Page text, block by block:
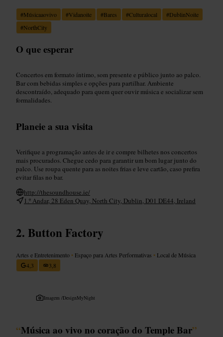
#Músicaaovivo #Vidanoite #Bares #Culturalocal #DublinNoite
#NorthCity
O que esperar
Concertos em formato íntimo, som presente e público junto ao palco.
Bar com bebidas simples e opções para partilhar. Ambiente
descontraído, adequado para quem quer ouvir música e socializar sem
formalidades.
Planeie a sua visita
Verifique a programação antes de ir e compre bilhetes nos concertos
mais procurados. Chegue cedo para garantir um bom lugar junto do
palco. Use roupa quente para as noites frias e leve cartão, caso prefira
evitar filas no bar.
http://thesoundhouse.ie/
1.º Andar, 28 Eden Quay, North City, Dublin, D01 DE44, Ireland
Button Factory
Artes e Entretenimento • Espaço para Artes Performativas • Local de Música
4,3
3,8
Imagem /DesignMyNight
“Música ao vivo no coração do Temple Bar”